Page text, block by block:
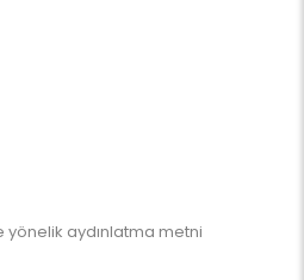
aydınlatma metni